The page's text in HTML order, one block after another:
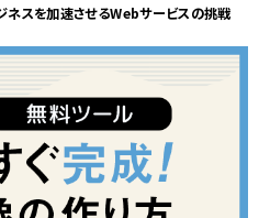
スを加速させるWebサービスの挑戦